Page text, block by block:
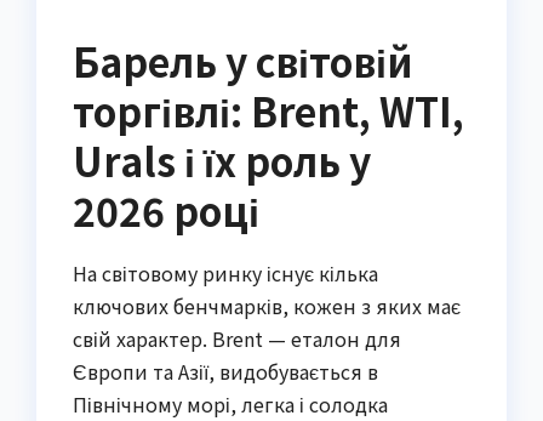
Барель у світовій
торгівлі: Brent, WTI,
Urals і їх роль у
2026 році
На світовому ринку існує кілька
ключових бенчмарків, кожен з яких має
свій характер. Brent — еталон для
Європи та Азії, видобувається в
Північному морі, легка і солодка